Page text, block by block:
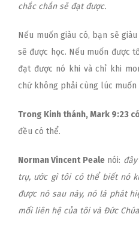
chắc chắn sẽ đạt được.
Nếu muốn giàu có, bạn sẽ
sẽ được học. Nếu muốn được
đạt được nó khi và chỉ khi
chứ không phải cùng lúc
Trong Kinh thánh, Mark 9:23
đều có thể.
Norman Vincent Pealenói:
trụ, ước gì tôi có thể biết nó
được nó sau này, nó là phát
mối liên hệ của tôi và Đức